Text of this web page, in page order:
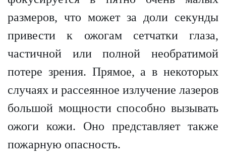
размеров, что может за доли секунды
привести к ожогам сетчатки глаза,
частичной или полной необратимой
потере зрения. Прямое, а в некоторых
случаях и рассеянное излучение лазеров
большой мощности способно вызывать
ожоги кожи. Оно представляет также
пожарную опасность.